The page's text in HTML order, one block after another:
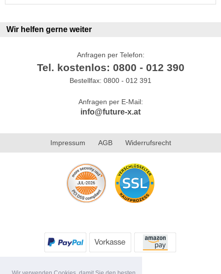
Wir helfen gerne weiter
Anfragen per Telefon:
Tel. kostenlos: 0800 - 012 390
Bestellfax: 0800 - 012 391
Anfragen per E-Mail:
info@future-x.at
Impressum AGB Widerrufsrecht